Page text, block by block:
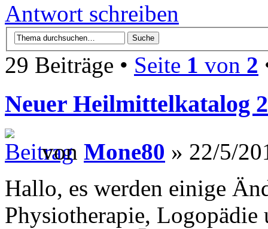
Antwort schreiben
29 Beiträge • Seite 1 von 2
Neuer Heilmittelkatalog
von Mone80 » 22/5/
Hallo, es werden einige
Physiotherapie, Logopädie